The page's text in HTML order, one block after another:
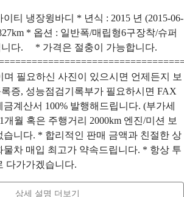
티 냉장윙바디 * 년식 : 2015 년 (2015-06-
* 옵션 : 일반폭/매립형6구장착/슈퍼
니다. * 가격은 절충이 가능합니다.
며 필요하신 사진이 있으시면 언제든지 보
증, 성능점검기록부가 필요하시면 FAX
계산서 100% 발행해드립니다. (부가세
월 혹은 주행거리 2000km 엔진/미션 보
습니다. * 합리적인 판매 금액과 친절한 상
차 매입 최고가 약속드립니다. * 항상 투
다가가겠습니다.
상세 설명 더보기